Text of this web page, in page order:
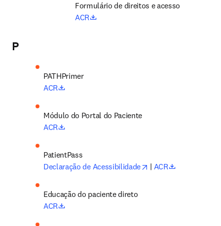
Formulário de direitos e acesso
ACR
P
PATHPrimer
ACR
Módulo do Portal do Paciente
ACR
Declaração de Acessibilidade
opens in new tab/
| ACR opens in
Educação do paciente direto
ACR